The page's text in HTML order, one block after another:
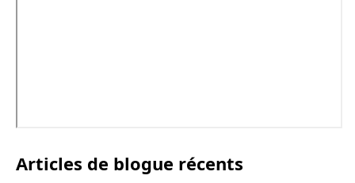
Articles de blogue récents